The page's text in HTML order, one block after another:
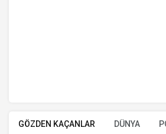
GÖZDEN KAÇANLAR DÜNYA